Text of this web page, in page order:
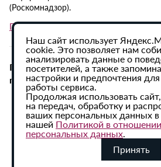
(Роскомнадзор).
Политика в отношении обработки
При использовании материалов
гиперссылка на ИА «Регион 64»
Наш сайт использует
cookie. Это позволяет нам
анализировать данные о
посетителей, а также
настройки и предпочтения
работы сервиса.
Продолжая использовать
на передач, обработку и
ваших персональных данных в
нашей Политикой в
персональных данных.
Принять